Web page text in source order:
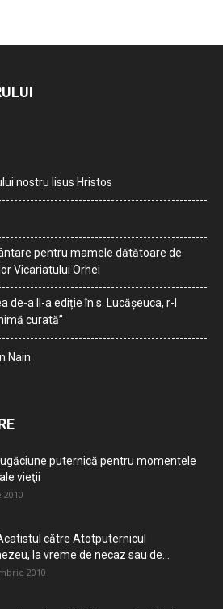
nostru Iisus Hristos
pentru mamele dătătoare de
Vicariatului Orhei
de-a II-a ediție în s. Lucășeuca, r-l
curată”
Nain
puternică pentru momentele
vieţii
2010
către Atotputernicul
la vreme de necaz sau de...
2010